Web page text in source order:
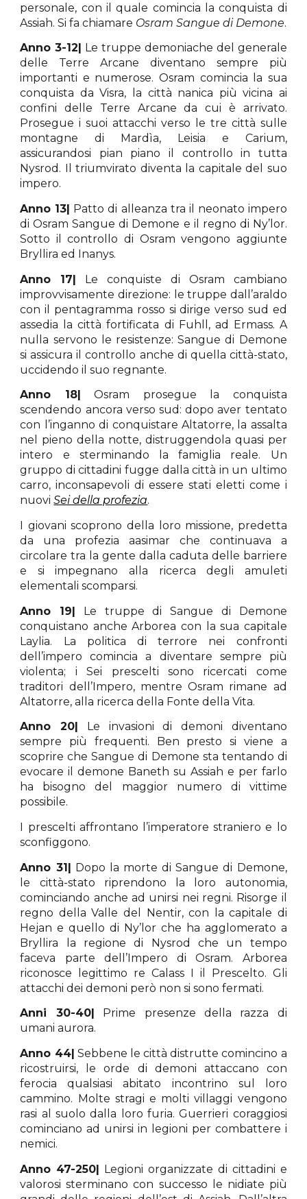
personale, con il quale comincia la conquista di
Assiah. Si fa chiamare Osram Sangue di Demone.
Anno 3-12|
Le truppe demoniache del generale
delle Terre Arcane diventano sempre più
importanti e numerose. Osram comincia la sua
conquista da Visra, la città nanica più vicina ai
confini delle Terre Arcane da cui è arrivato.
Prosegue i suoi attacchi verso le tre città sulle
montagne di Mardìa, Leisia e Carium,
assicurandosi pian piano il controllo in tutta
Nysrod. Il triumvirato diventa la capitale del suo
impero.
Anno 13| Patto di alleanza tra il neonato impero
di Osram Sangue di Demone e il regno di Ny’lor.
Sotto il controllo di Osram vengono aggiunte
Bryllira ed Inanys.
Anno 17| Le conquiste di Osram cambiano
improvvisamente direzione: le truppe dall’araldo
con il pentagramma rosso si dirige verso sud ed
assedia la città fortificata di Fuhll, ad Ermass. A
nulla servono le resistenze: Sangue di Demone
si assicura il controllo anche di quella città-stato,
uccidendo il suo regnante.
Anno 18|
Osram prosegue la conquista
scendendo ancora verso sud: dopo aver tentato
con l’inganno di conquistare Altatorre, la assalta
nel pieno della notte, distruggendola quasi per
intero e sterminando la famiglia reale. Un
gruppo di cittadini fugge dalla città in un ultimo
carro, inconsapevoli di essere stati eletti come i
nuoviSei della profezia.
I giovani scoprono della loro missione, predetta
da una profezia aasimar che continuava a
circolare tra la gente dalla caduta delle barriere
e si impegnano alla ricerca degli amuleti
elementali scomparsi.
Anno 19| Le truppe di Sangue di Demone
conquistano anche Arborea con la sua capitale
Laylia. La politica di terrore nei confronti
dell’impero comincia a diventare sempre più
violenta; i Sei prescelti sono ricercati come
traditori dell’Impero, mentre Osram rimane ad
Altatorre, alla ricerca della Fonte della Vita.
Anno 20|
Le invasioni di demoni diventano
sempre più frequenti. Ben presto si viene a
scoprire che Sangue di Demone sta tentando di
evocare il demone Baneth su Assiah e per farlo
ha bisogno del maggior numero di vittime
possibile.
I prescelti affrontano l’imperatore straniero e lo
sconfiggono.
Anno 31| Dopo la morte di Sangue di Demone,
le città-stato riprendono la loro autonomia,
cominciando anche ad unirsi nei regni. Risorge il
regno della Valle del Nentir, con la capitale di
Hejan e quello di Ny’lor che ha agglomerato a
Bryllira la regione di Nysrod che un tempo
faceva parte dell’Impero di Osram. Arborea
riconosce legittimo re Calass I il Prescelto. Gli
attacchi dei demoni però non si sono fermati.
Anni 30-40|
Prime presenze della razza di
umani aurora.
Anno 44| Sebbene le città distrutte comincino a
ricostruirsi, le orde di demoni attaccano con
ferocia qualsiasi abitato incontrino sul loro
cammino. Molte stragi e molti villaggi vengono
rasi al suolo dalla loro furia. Guerrieri coraggiosi
cominciano ad unirsi in legioni per combattere i
nemici.
Anno 47-250| Legioni organizzate di cittadini e
valorosi sterminano con successo le nidiate più